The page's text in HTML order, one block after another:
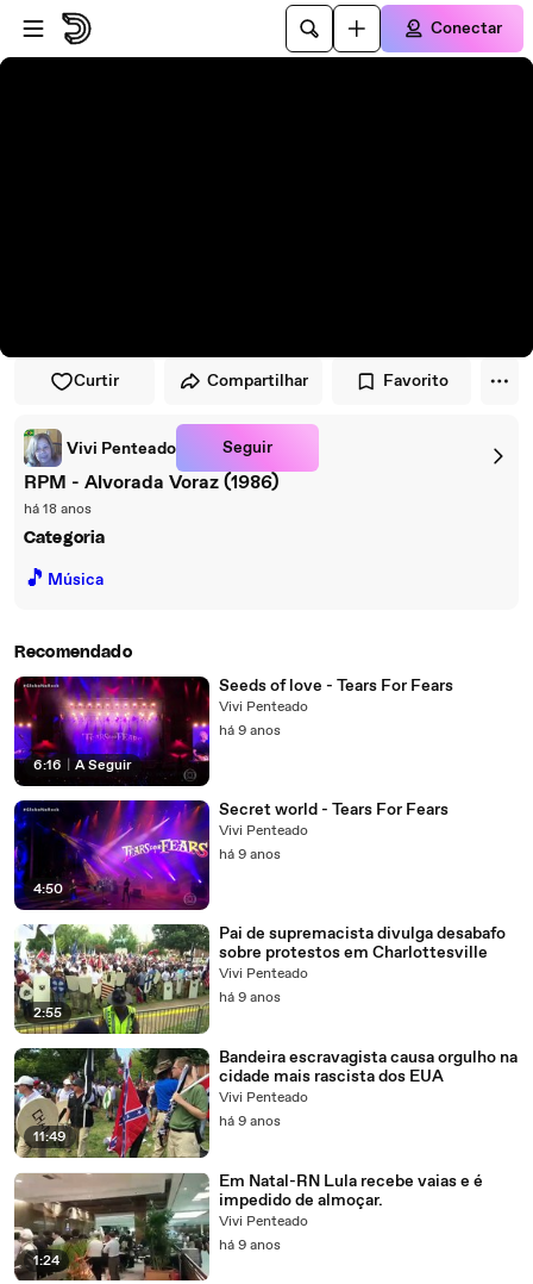
Pular para o player
Ir para o conteúdo principal
Conectar
Curtir Compartilhar Favorito
Vivi Penteado Seguir
RPM - Alvorada Voraz (1986)
há 18 anos
Categoria
🎵 Música
Recomendado
6:16 A Seguir
Seeds of love - Tears For Fears
Vivi Penteado
há 9 anos
4:50
Secret world - Tears For Fears
Vivi Penteado
há 9 anos
2:55
Pai de supremacista divulga desabafo
sobre protestos em Charlottesville
Vivi Penteado
há 9 anos
11:49
Bandeira escravagista causa orgulho na
cidade mais rascista dos EUA
Vivi Penteado
há 9 anos
1:24
Em Natal-RN Lula recebe vaias e é
impedido de almoçar.
Vivi Penteado
há 9 anos